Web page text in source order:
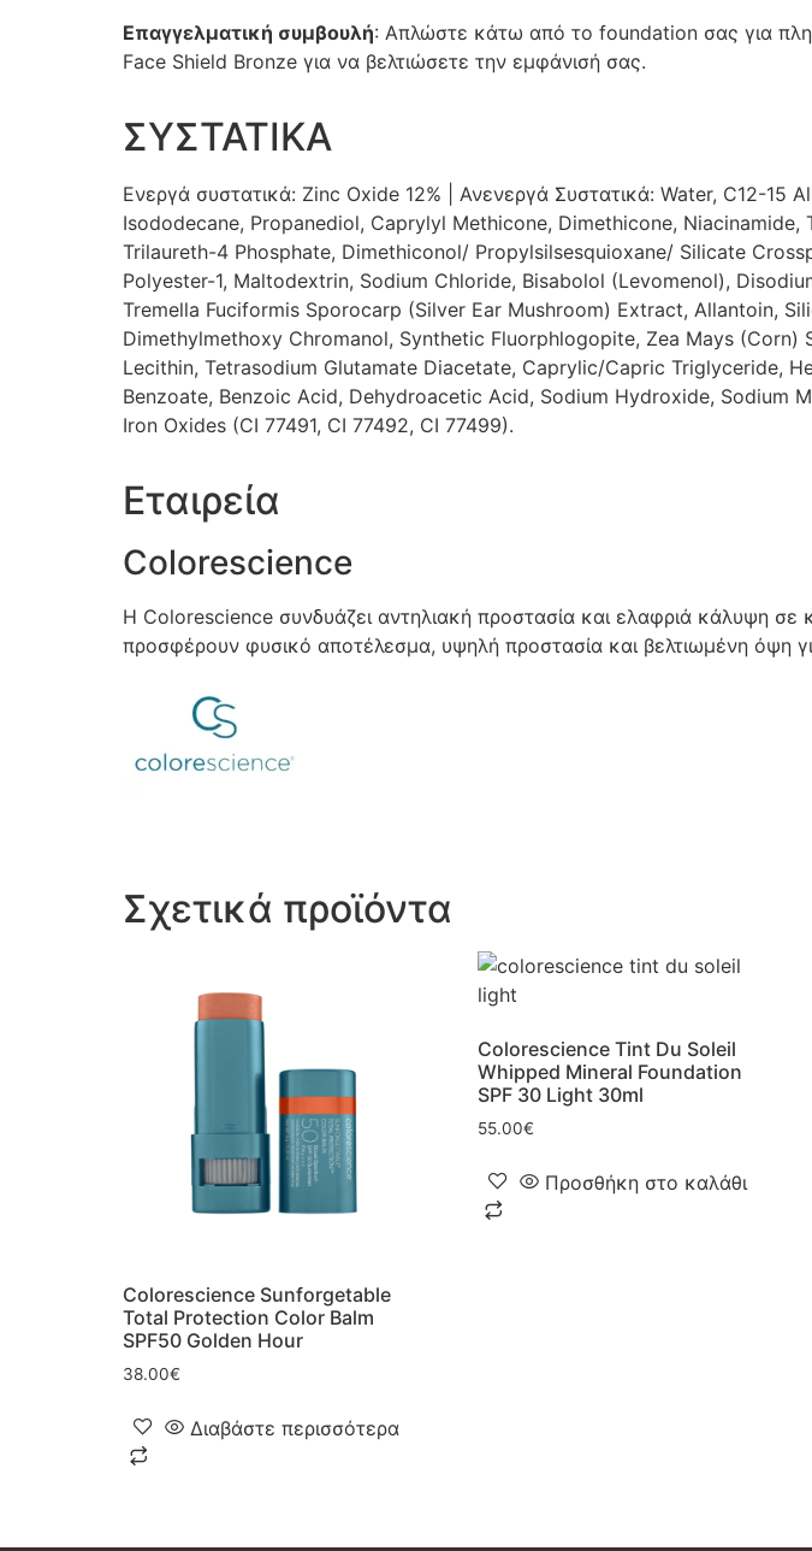
Επαγγελματική συμβουλή: Απλώστε κάτω από το foundation σας για
Face Shield Bronze για να βελτιώσετε την εμφάνισή σας.
ΣΥΣΤΑΤΙΚΑ
Ενεργά συστατικά: Zinc Oxide 12% | Ανενεργά Συστατικά: Water, C12-
Isododecane, Propanediol, Caprylyl Methicone, Dimethicone,
Trilaureth-4 Phosphate, Dimethiconol/ Propylsilsesquioxane/ Silicate
Polyester-1, Maltodextrin, Sodium Chloride, Bisabolol (Levomenol),
Tremella Fuciformis Sporocarp (Silver Ear Mushroom) Extract, Allantoin,
Dimethylmethoxy Chromanol, Synthetic Fluorphlogopite, Zea Mays
Lecithin, Tetrasodium Glutamate Diacetate, Caprylic/Capric Triglyceride,
Benzoate, Benzoic Acid, Dehydroacetic Acid, Sodium Hydroxide, Sodium
Iron Oxides (CI 77491, CI 77492, CI 77499).
Εταιρεία
Colorescience
Η Colorescience συνδυάζει αντηλιακή προστασία και ελαφριά κάλυψη
προσφέρουν φυσικό αποτέλεσμα, υψηλή προστασία και βελτιωμένη όψη
Σχετικά προϊόντα
Colorescience Sunforgetable
Total Protection Color Balm
SPF50 Golden Hour
38.00€
Διαβάστε περισσότερα
Colorescience Tint Du Soleil
Whipped Mineral Foundation
SPF 30 Light 30ml
55.00€
Προσθήκη στο καλάθι